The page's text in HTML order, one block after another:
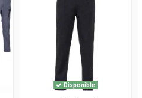
Disponible